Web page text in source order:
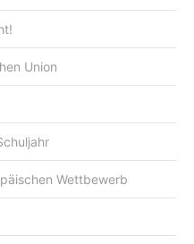
Union
Wettbewerb